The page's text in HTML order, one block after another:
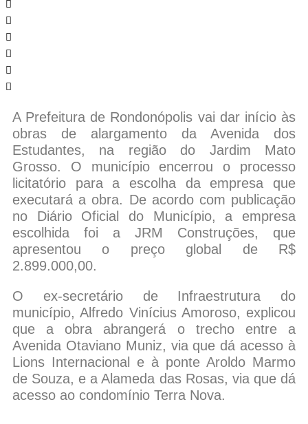
A Prefeitura de Rondonópolis vai dar início às
obras de alargamento da Avenida dos
Estudantes, na região do Jardim Mato
Grosso. O município encerrou o processo
licitatório para a escolha da empresa que
executará a obra. De acordo com publicação
no Diário Oficial do Município, a empresa
escolhida foi a JRM Construções, que
apresentou o preço global de R$
2.899.000,00.
O ex-secretário de Infraestrutura do
município, Alfredo Vinícius Amoroso, explicou
que a obra abrangerá o trecho entre a
Avenida Otaviano Muniz, via que dá acesso à
Lions Internacional e à ponte Aroldo Marmo
de Souza, e a Alameda das Rosas, via que dá
acesso ao condomínio Terra Nova.